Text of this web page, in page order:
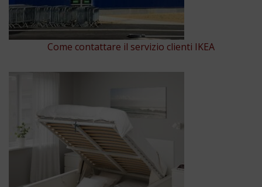
Come contattare il servizio clienti IKEA